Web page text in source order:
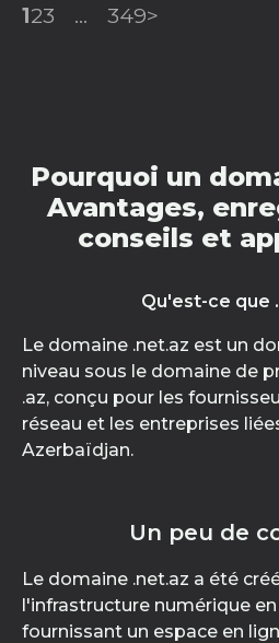
123 ... 349>
Pourquoi un
Avantages,
conseils et
Qu'est-ce que
Le domaine .net.az est un
niveau sous le domaine de
.az, conçu pour les
réseau et les entreprises
Azerbaïdjan.
Un peu de
Le domaine .net.az a été
l'infrastructure numérique
fournissant un espace en